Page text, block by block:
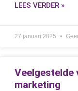
LEES VERDER »
27 januari 2025
Veelgestelde
marketing